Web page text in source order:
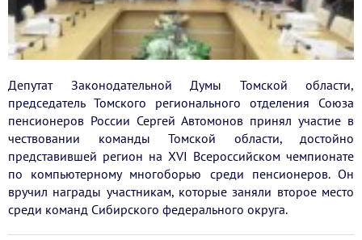
Депутат Законодательной Думы Томской области,
председатель Томского регионального отделения Союза
пенсионеров России Сергей Автомонов принял участие в
чествовании команды Томской области, достойно
представившей регион на XVI Всероссийском чемпионате
по компьютерному многоборью среди пенсионеров. Он
вручил награды участникам, которые заняли второе место
среди команд Сибирского федерального округа.